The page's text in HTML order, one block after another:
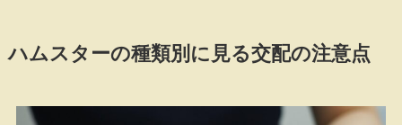
ハムスターの種類別に見る交配の注意点